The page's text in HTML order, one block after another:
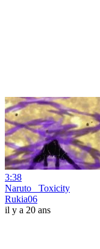
3:38
Naruto _Toxicity
Rukia06
il y a 20 ans